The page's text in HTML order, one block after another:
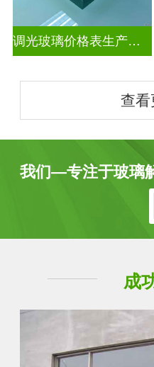
调光玻璃价格表生产电话
查看
我们—专注于玻璃
成